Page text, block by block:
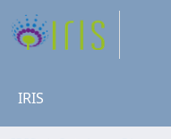
IRIS